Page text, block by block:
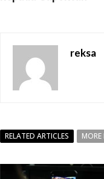
reksa
RELATED ARTICLES